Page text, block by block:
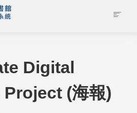
Digital
(海報)